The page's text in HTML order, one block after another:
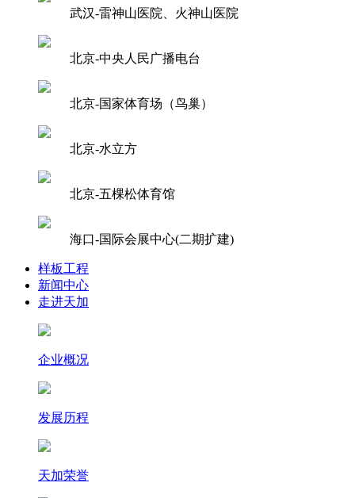
武汉-雷神山医院、火神山医院
北京-中央人民广播电台
北京-国家体育场（鸟巢）
北京-水立方
北京-五棵松体育馆
海口-国际会展中心(二期扩建)
样板工程
新闻中心
走进天加
企业概况
发展历程
天加荣誉